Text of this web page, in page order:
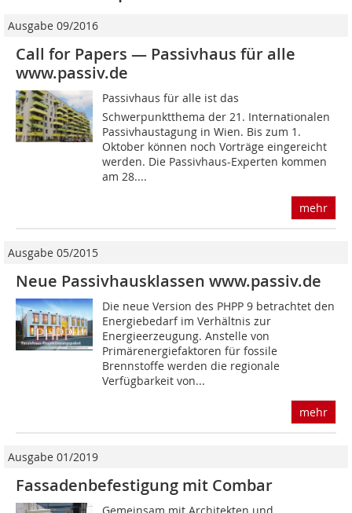
Ausgabe 09/2016
Call for Papers — Passivhaus für alle
www.passiv.de
Passivhaus für alle ist das
Schwerpunktthema der 21. Internationalen
Passivhaustagung in Wien. Bis zum 1.
Oktober können noch Vorträge eingereicht
werden. Die Passivhaus-Experten kommen
am 28....
mehr
Ausgabe 05/2015
Neue Passivhausklassen www.passiv.de
Die neue Version des PHPP 9 betrachtet den
Energiebedarf im Verhältnis zur
Energieerzeugung. Anstelle von
Primärenergiefaktoren für fossile
Brennstoffe werden die regionale
Verfügbarkeit von...
mehr
Ausgabe 01/2019
Fassadenbefestigung mit Combar